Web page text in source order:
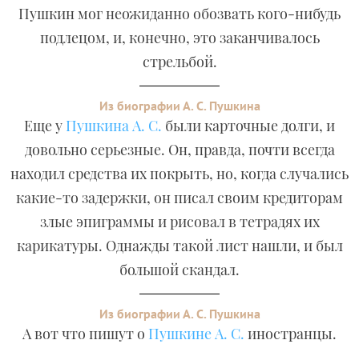
Пушкин мог неожиданно обозвать кого-нибудь
подлецом, и, конечно, это заканчивалось
стрельбой.
Из биографии А. С. Пушкина
Еще у Пушкина А. С. были карточные долги, и
довольно серьезные. Он, правда, почти всегда
находил средства их покрыть, но, когда случались
какие-то задержки, он писал своим кредиторам
злые эпиграммы и рисовал в тетрадях их
карикатуры. Однажды такой лист нашли, и был
большой скандал.
Из биографии А. С. Пушкина
А вот что пишут о Пушкине А. С. иностранцы.